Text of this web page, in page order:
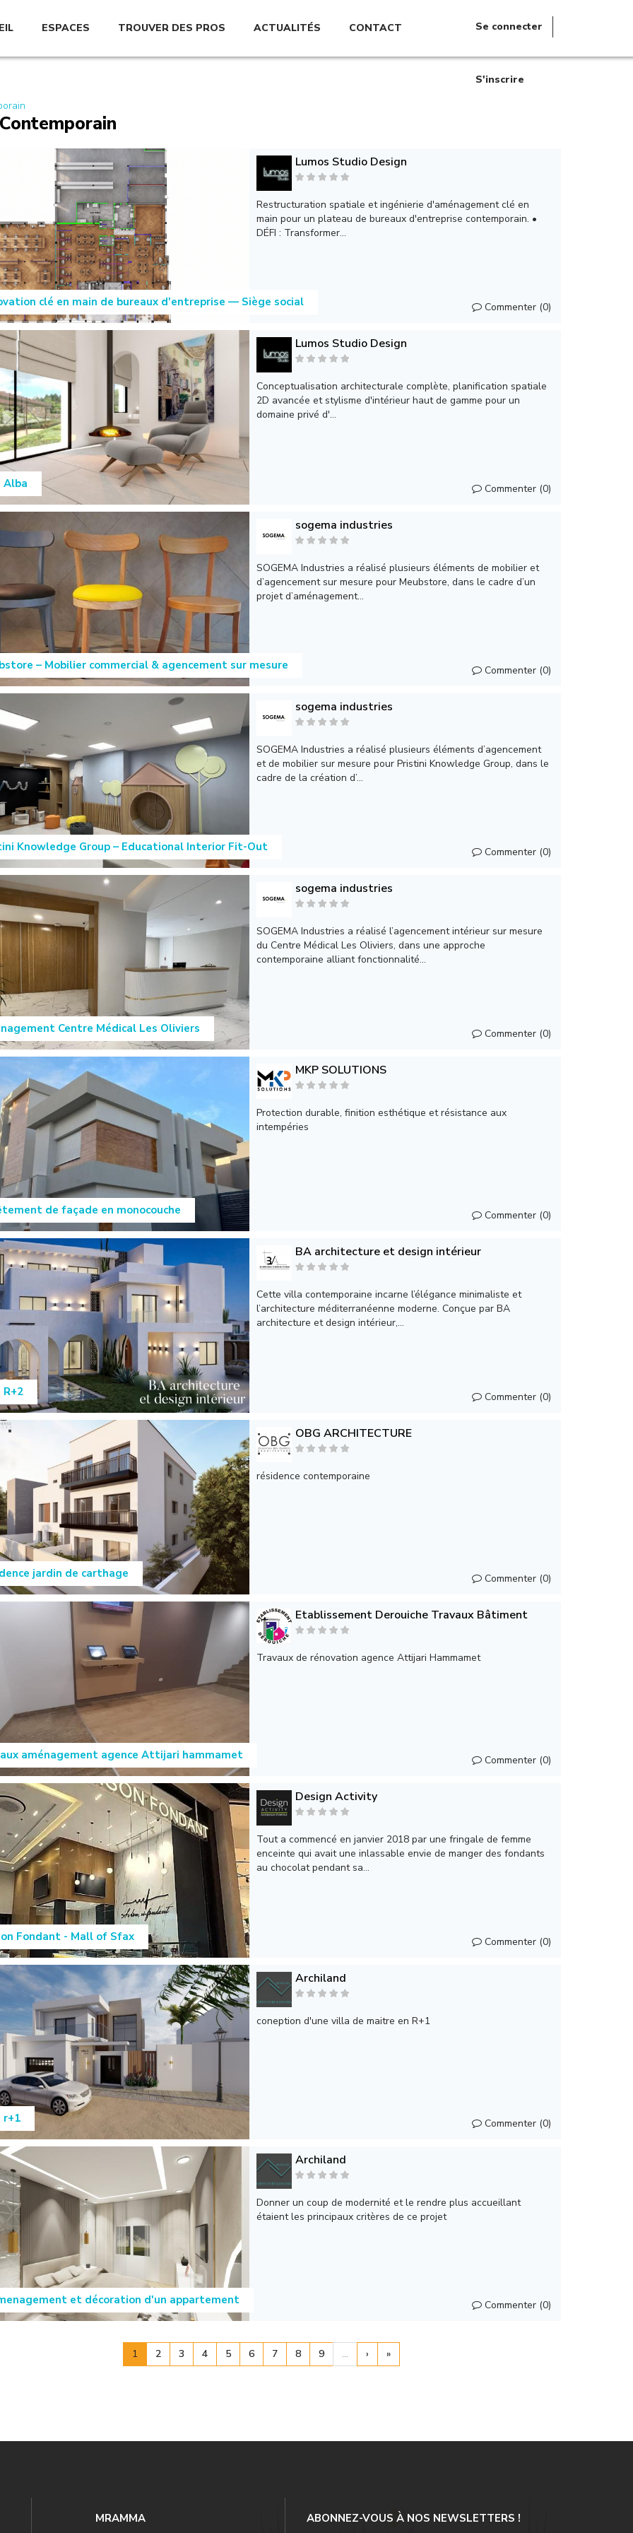
ESPACES TROUVER DES PROS ACTUALITÉS CONTACT Se connecter
S'inscrire
clé en main de bureaux d'entreprise — Siège social
Lumos Studio Design
Restructuration spatiale et ingénierie d'aménagement clé en
main pour un plateau de bureaux d'entreprise contemporain. •
DÉFI : Transformer...
Commenter (0)
Lumos Studio Design
Conceptualisation architecturale complète, planification spatiale
2D avancée et stylisme d'intérieur haut de gamme pour un
domaine privé d'...
Commenter (0)
– Mobilier commercial & agencement sur mesure
sogema industries
SOGEMA Industries a réalisé plusieurs éléments de mobilier et
d’agencement sur mesure pour Meubstore, dans le cadre d’un
projet d’aménagement...
Commenter (0)
Knowledge Group – Educational Interior Fit-Out
sogema industries
SOGEMA Industries a réalisé plusieurs éléments d’agencement
et de mobilier sur mesure pour Pristini Knowledge Group, dans le
cadre de la création d’...
Commenter (0)
Centre Médical Les Oliviers
sogema industries
SOGEMA Industries a réalisé l’agencement intérieur sur mesure
du Centre Médical Les Oliviers, dans une approche
contemporaine alliant fonctionnalité...
Commenter (0)
de façade en monocouche
MKP SOLUTIONS
Protection durable, finition esthétique et résistance aux
intempéries
Commenter (0)
BA architecture et design intérieur
Cette villa contemporaine incarne l’élégance minimaliste et
l’architecture méditerranéenne moderne. Conçue par BA
architecture et design intérieur,...
Commenter (0)
jardin de carthage
OBG ARCHITECTURE
résidence contemporaine
Commenter (0)
aménagement agence Attijari hammamet
Etablissement Derouiche Travaux Bâtiment
Travaux de rénovation agence Attijari Hammamet
Commenter (0)
Fondant - Mall of Sfax
Design Activity
Tout a commencé en janvier 2018 par une fringale de femme
enceinte qui avait une inlassable envie de manger des fondants
au chocolat pendant sa...
Commenter (0)
Archiland
coneption d'une villa de maitre en R+1
Commenter (0)
et décoration d'un appartement
Archiland
Donner un coup de modernité et le rendre plus accueillant
étaient les principaux critères de ce projet
Commenter (0)
1 2 3 4 5 6 7 8 9 … › »
MRAMMA ABONNEZ-VOUS À NOS NEWSLETTERS !